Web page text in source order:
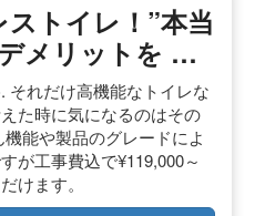
トイレ！”本当
メリットを …
それだけ高機能なトイレな
た時に気になるのはその
能や製品のグレードによ
が工事費込で¥119,000～
けます。